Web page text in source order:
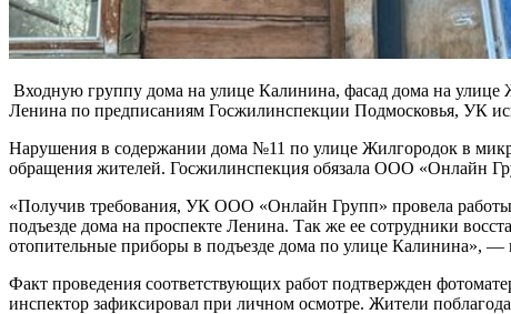
Входную группу дома на улице Калинина, фасад дома на
Ленина по предписаниям Госжилинспекции Подмосковья, УК
Нарушения в содержании дома №11 по улице Жилгородок в
обращения жителей. Госжилинспекция обязала ООО «Онлайн
«Получив требования, УК ООО «Онлайн Групп» провела
подъезде дома на проспекте Ленина. Так же ее сотрудники
отопительные приборы в подъезде дома по улице Калинина», —
Факт проведения соответствующих работ подтвержден
инспектор зафиксировал при личном осмотре. Жители